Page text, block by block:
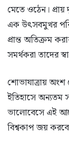
মেতে ওঠেন।
এক উৎসবমুখর
প্রান্ত অতিক্রম
সমর্থকরা তাদের
শোভাযাত্রায় অংশ
ইতিহাসে অন্যতম
ভালোবেসে এই
বিশ্বকাপ জয়